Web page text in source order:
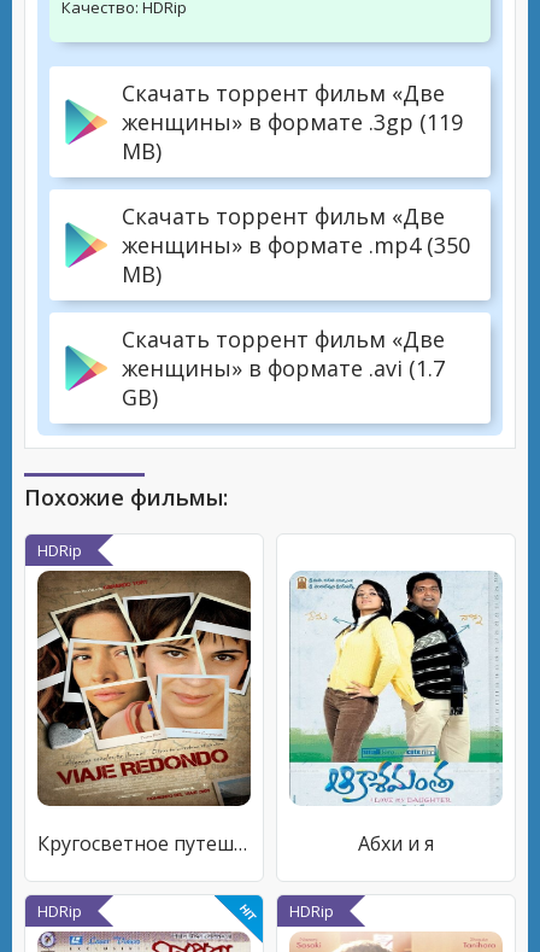
Качество: HDRip
Скачать торрент фильм «Две
женщины» в формате .3gp (119
MB)
Скачать торрент фильм «Две
женщины» в формате .mp4 (350
MB)
Скачать торрент фильм «Две
женщины» в формате .avi (1.7
GB)
Похожие фильмы:
HDRip
Кругосветное путешествие Абхи и я
HDRip HDRip